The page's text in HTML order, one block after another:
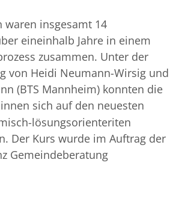
waren insgesamt 14
eineinhalb Jahre in einem
zusammen. Unter der
von Heidi Neumann-Wirsig und
(BTS Mannheim) konnten die
innen sich auf den neuesten
lösungsorienteriten
Der Kurs wurde im Auftrag der
Gemeindeberatung